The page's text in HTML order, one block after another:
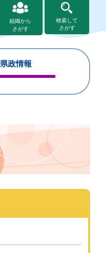
組織から
さがす
検索して
さがす
県政情報